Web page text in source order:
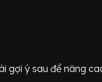
gợi ý sau để nâng